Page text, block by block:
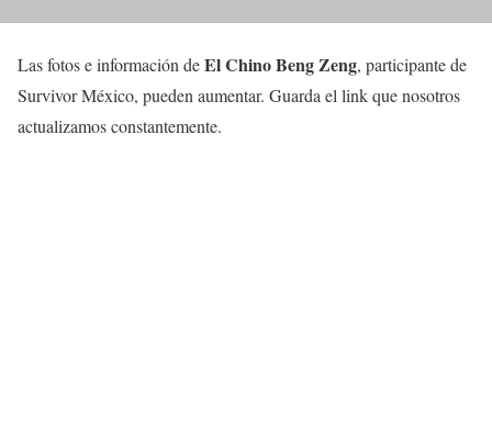
Las fotos e información deEl Chino Beng Zeng, participante de
Survivor México, pueden aumentar. Guarda el link que nosotros
actualizamos constantemente.